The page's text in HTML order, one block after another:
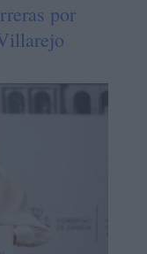
por